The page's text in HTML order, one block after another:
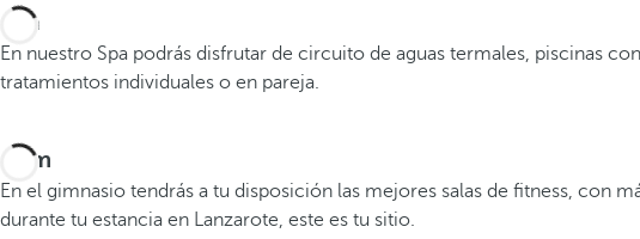
Spa
En nuestro Spa podrás disfrutar de circuito de aguas termales, piscinas
tratamientos individuales o en pareja.
Gym
En el gimnasio tendrás a tu disposición las mejores salas de fitness, con
durante tu estancia en Lanzarote, este es tu sitio.